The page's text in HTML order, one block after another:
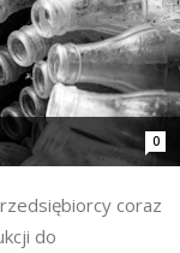
0
coraz
do